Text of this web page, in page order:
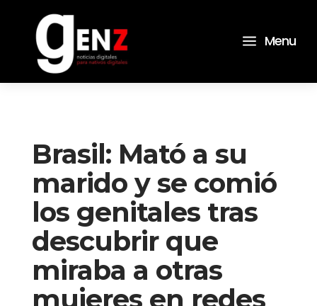
a Menu
Brasil: Mató a su
marido y se comió
los genitales tras
descubrir que
miraba a otras
mujeres en redes